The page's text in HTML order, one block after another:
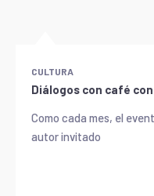
CULTURA
Diálogos con café
Como cada mes, el
autor invitado